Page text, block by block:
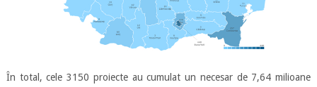
În total, cele 3150 proiecte au cumulat un necesar de 7,64 milioane